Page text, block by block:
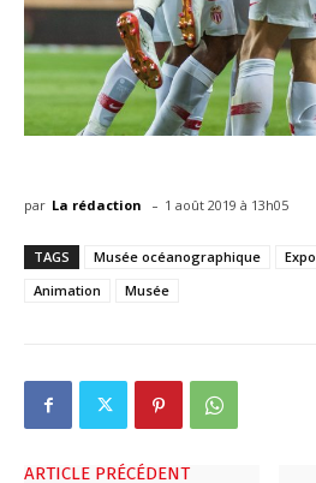
par La rédaction - 1 août 2019 à 13h05
TAGS Musée océanographique Expo
Animation
Musée
ARTICLE PRÉCÉDENT